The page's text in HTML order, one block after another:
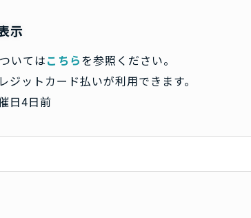
示
いてはこちらを参照ください。
ットカード払いが利用できます。
日4日前